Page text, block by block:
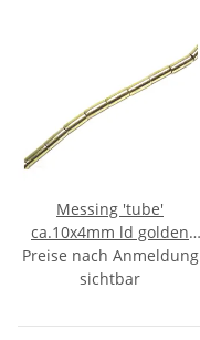
Messing 'tube'
ca.10x4mm ld golden
shiny MSS
Preise nach Anmeldung
sichtbar